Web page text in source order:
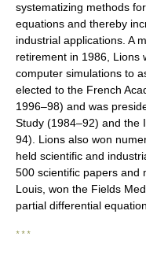
systematizing methods
equations and thereby
industrial applications. A
retirement in 1986, Lions
computer simulations to
elected to the French
1996–98) and was
Study (1984–92) and the
94). Lions also won
held scientific and
500 scientific papers and
Louis, won the Fields
partial differential
* * *